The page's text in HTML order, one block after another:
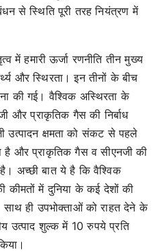
से स्थिति पूरी तरह नियंत्रण में
में हमारी ऊर्जा रणनीति तीन मुख्य
और स्थिरता। इन तीनों के बीच
की गई। वैश्विक अस्थिरता के
और प्राकृतिक गैस की निर्बाध
उत्पादन क्षमता को संकट से पहले
है और प्राकृतिक गैस व सीएनजी की
है। अच्छी बात ये है कि वैश्विक
कीमतों में दुनिया के कई देशों की
साथ ही उपभोक्ताओं को राहत देने के
उत्पाद शुल्क में 10 रुपये प्रति